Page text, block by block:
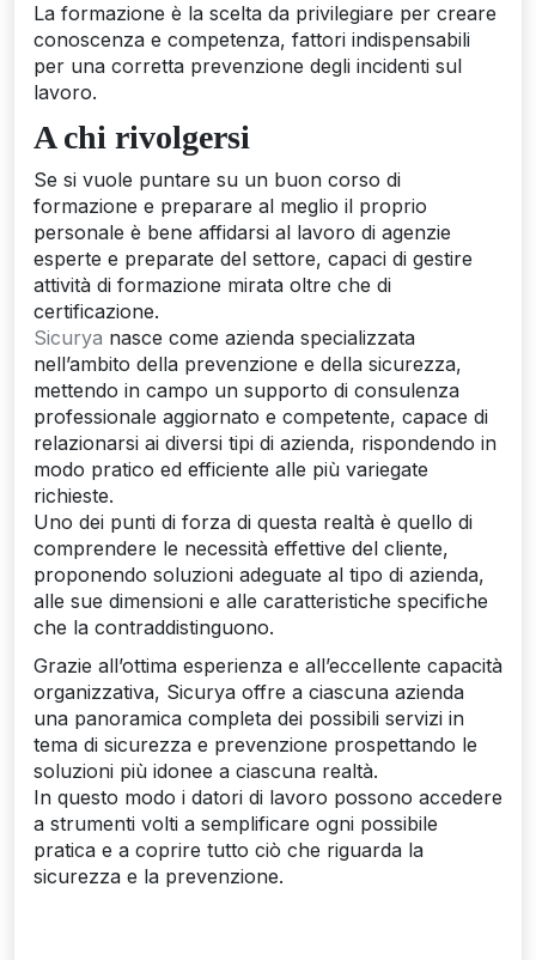
La formazione è la scelta da privilegiare per creare
conoscenza e competenza, fattori indispensabili
per una corretta prevenzione degli incidenti sul
lavoro.
A chi rivolgersi
Se si vuole puntare su un buon corso di
formazione e preparare al meglio il proprio
personale è bene affidarsi al lavoro di agenzie
esperte e preparate del settore, capaci di gestire
attività di formazione mirata oltre che di
certificazione.
Sicurya nasce come azienda specializzata
nell’ambito della prevenzione e della sicurezza,
mettendo in campo un supporto di consulenza
professionale aggiornato e competente, capace di
relazionarsi ai diversi tipi di azienda, rispondendo in
modo pratico ed efficiente alle più variegate
richieste.
Uno dei punti di forza di questa realtà è quello di
comprendere le necessità effettive del cliente,
proponendo soluzioni adeguate al tipo di azienda,
alle sue dimensioni e alle caratteristiche specifiche
che la contraddistinguono.
Grazie all’ottima esperienza e all’eccellente capacità
organizzativa, Sicurya offre a ciascuna azienda
una panoramica completa dei possibili servizi in
tema di sicurezza e prevenzione prospettando le
soluzioni più idonee a ciascuna realtà.
In questo modo i datori di lavoro possono accedere
a strumenti volti a semplificare ogni possibile
pratica e a coprire tutto ciò che riguarda la
sicurezza e la prevenzione.